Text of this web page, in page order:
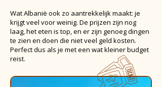
Wat Albanië ook zo aantrekkelijk maakt: je
krijgt veel voor weinig. De prijzen zijn nog
laag, het eten is top, en er zijn genoeg dingen
te zien en doen die niet veel geld kosten.
Perfect dus als je met een wat kleiner budget
reist.